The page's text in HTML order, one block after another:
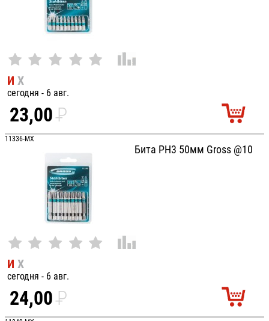
И Х
сегодня - 6 авг.
23,00P
УБ.
11336-MX
Бита PH3 50мм Gross @10
И Х
сегодня - 6 авг.
24,00P